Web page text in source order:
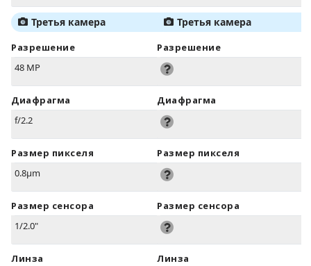
Третья камера
Разрешение
48 MP
Диафрагма
f/2.2
Размер пикселя
0.8µm
Размер сенсора
1/2.0"
Линза
Третья камера
Разрешение
Диафрагма
Размер пикселя
Размер сенсора
Линза